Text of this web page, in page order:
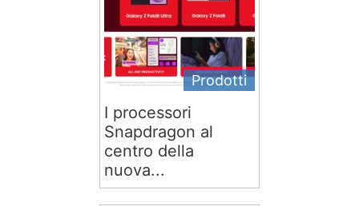
Prodotti
I processori
Snapdragon al
centro della
nuova...